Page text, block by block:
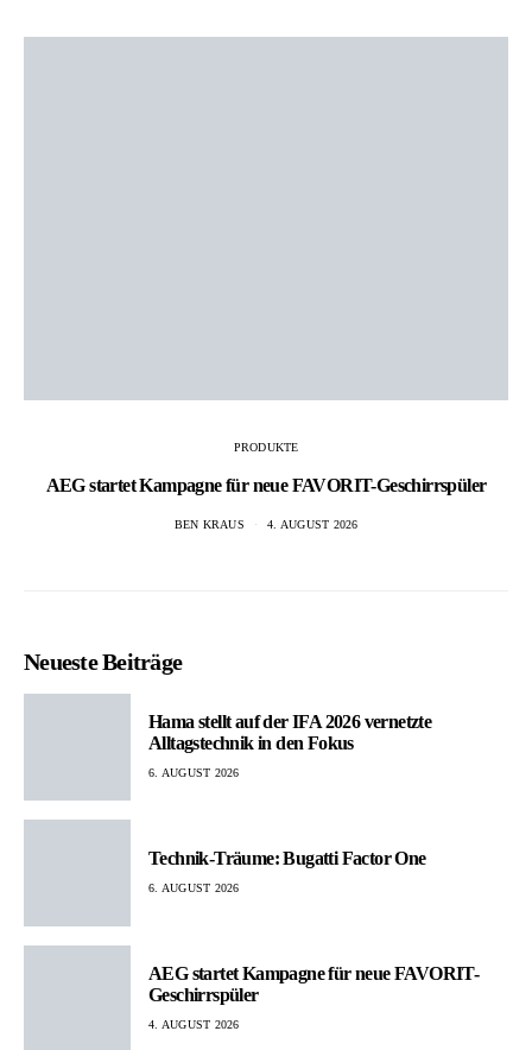
PRODUKTE
AEG startet Kampagne für neue FAVORIT-Geschirrspüler
BEN KRAUS 4. AUGUST 2026
Neueste Beiträge
Hama stellt auf der IFA 2026 vernetzte
Alltagstechnik in den Fokus
6. AUGUST 2026
Technik-Träume: Bugatti Factor One
6. AUGUST 2026
AEG startet Kampagne für neue FAVORIT-
Geschirrspüler
4. AUGUST 2026